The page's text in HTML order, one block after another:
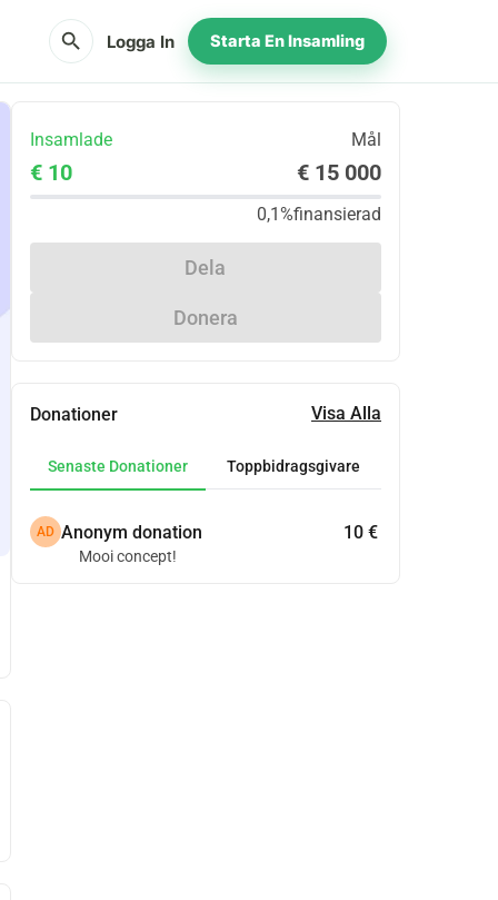
search Logga In Starta En Insamling
Insamlade Mål
€ 10 € 15 000
0,1%finansierad
Dela
Donera
Donationer Visa Alla
Senaste Donationer Toppbidragsgivare
AD Anonym donation 10 €
Mooi concept!